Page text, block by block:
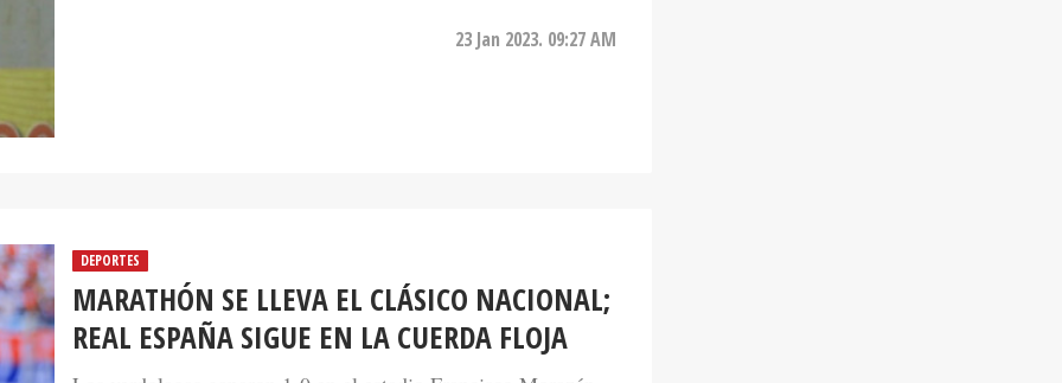
23 Jan 2023. 09:27 AM
DEPORTES
MARATHÓN SE LLEVA EL CLÁSICO NACIONAL;
REAL ESPAÑA SIGUE EN LA CUERDA FLOJA